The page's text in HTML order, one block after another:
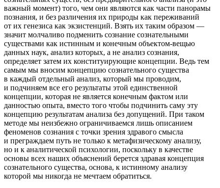
важный момент) того, чем они являются как части панорамы
познания, и без различения их природы как переживаний
от их генезиса как экзистенций. Взять их таким образом —
значит молчаливо подменить сознание сознательными
существами как истинным и конечным объектом-вещью
данных наук, анализ которых, а не анализ сознания,
определяет затем их конституирующие концепции. Ведь тем
самым мы вносим концепцию сознательного существа
в каждый отдельный анализ, который мы проводим,
и подчиняем все его результаты этой единственной
концепции, которая не является конечным фактом или
данностью опыта, вместо того чтобы подчинить саму эту
концепцию результатам анализа без допущений. При таком
методе мы неизбежно ограничиваемся лишь описанием
феноменов сознания с точки зрения здравого смысла
и преграждаем путь не только к метафизическому анализу,
но и к аналитической психологии, поскольку в качестве
основы всех наших объяснений берется здравая концепция
сознательного существа, основа, к истинному анализу
которой мы никогда не мечтаем обратиться.